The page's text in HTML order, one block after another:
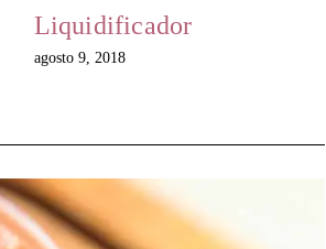
Liquidificador
agosto 9, 2018